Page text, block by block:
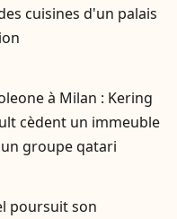
cuisines d'un palais
à Milan : Kering
cèdent un immeuble
groupe qatari
poursuit son